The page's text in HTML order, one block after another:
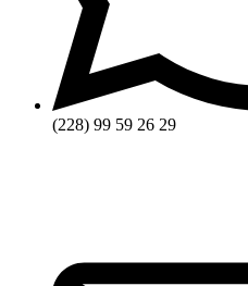
(228) 99 59 26 29